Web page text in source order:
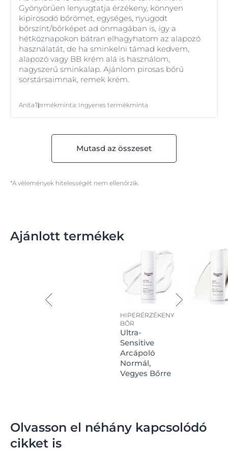
Gyönyörűen lenyugtatja érzékeny, könnyen
kipirosodó bőrömet, egységes, nyugodt
bőrszínt/bőrképet ad önmagában is, így a
hétköznapokon bátran elhagyhatom az alapozó
használatát, de ha sminkelni támad kedvem,
alapozó vagy BB krém alá is használom,
nagyszerű sminkalap. Ajánlom pirosas bőrű
sorstársaimnak, remek krém.
AnitaTermékminta: Ingyenes termékminta
Mutasd az összeset
*A vélemények hitelességét nem ellenőrzik.
Ajánlott termékek
HIPERÉRZÉKENY
BŐR
Ultra-
Sensitive
Arcápoló
Normál,
Vegyes Bőrre
Olvasson el néhány kapcsolódó
cikket is